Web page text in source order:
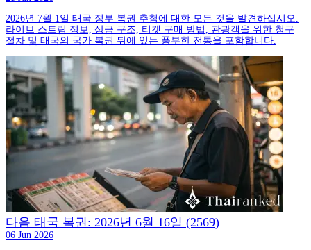
2026년 7월 1일 태국 정부 복권 추첨에 대한 모든 것을 발견하십시오.
라이브 스트림 정보, 상금 구조, 티켓 구매 방법, 관광객을 위한 청구
절차 및 태국의 국가 복권 뒤에 있는 풍부한 전통을 포함합니다.
다음 태국 복권: 2026년 6월 16일 (2569)
06 Jun 2026